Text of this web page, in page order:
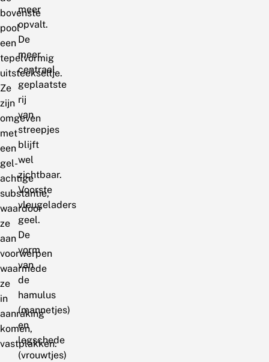
bovenste
pool
een
tepelvormig
uitsteekseltje.
Ze
zijn
omgeven
met
een
gel-
achtige
substantie,
waardoor
ze
aan
voorwerpen
waarmede
ze
in
aanraking
komen,
vastplakken.
meer
opvalt.
De
meer
centraal
geplaatste
rij
van
streepjes
blijft
wel
zichtbaar.
Voorste
vleugeladers
geel.
De
vorm
van
de
hamulus
(mannetjes)
en
legschede
(vrouwtjes)